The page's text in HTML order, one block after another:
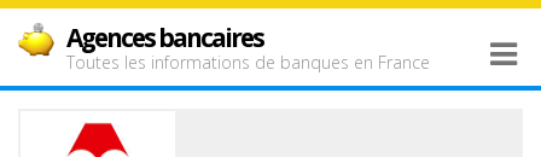
Agences bancaires
Toutes les informations de banques en France